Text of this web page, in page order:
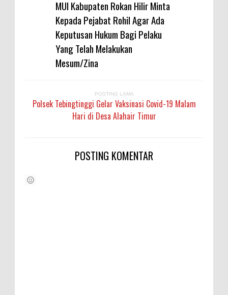
MUI Kabupaten Rokan Hilir Minta
Kepada Pejabat Rohil Agar Ada
Keputusan Hukum Bagi Pelaku
Yang Telah Melakukan
Mesum/Zina
POSTING LAMA
Polsek Tebingtinggi Gelar Vaksinasi Covid-19 Malam
Hari di Desa Alahair Timur
POSTING KOMENTAR